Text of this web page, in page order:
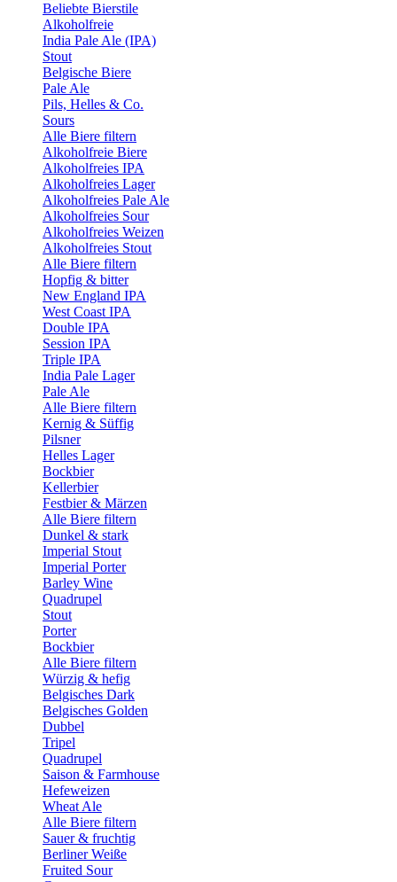
Beliebte Bierstile
Alkoholfreie
India Pale Ale (IPA)
Stout
Belgische Biere
Pale Ale
Pils, Helles & Co.
Sours
Alle Biere filtern
Alkoholfreie Biere
Alkoholfreies IPA
Alkoholfreies Lager
Alkoholfreies Pale Ale
Alkoholfreies Sour
Alkoholfreies Weizen
Alkoholfreies Stout
Alle Biere filtern
Hopfig & bitter
New England IPA
West Coast IPA
Double IPA
Session IPA
Triple IPA
India Pale Lager
Pale Ale
Alle Biere filtern
Kernig & Süffig
Pilsner
Helles Lager
Bockbier
Kellerbier
Festbier & Märzen
Alle Biere filtern
Dunkel & stark
Imperial Stout
Imperial Porter
Barley Wine
Quadrupel
Stout
Porter
Bockbier
Alle Biere filtern
Würzig & hefig
Belgisches Dark
Belgisches Golden
Dubbel
Tripel
Quadrupel
Saison & Farmhouse
Hefeweizen
Wheat Ale
Alle Biere filtern
Sauer & fruchtig
Berliner Weiße
Fruited Sour